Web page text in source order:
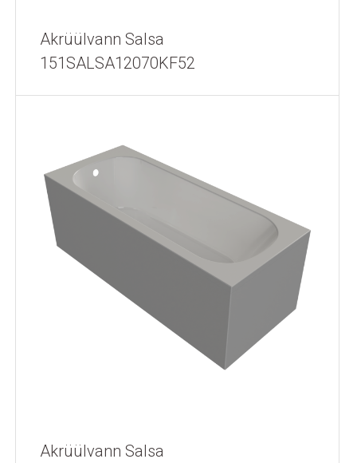
Akrüülvann Salsa
151SALSA12070KF52
Akrüülvann Salsa